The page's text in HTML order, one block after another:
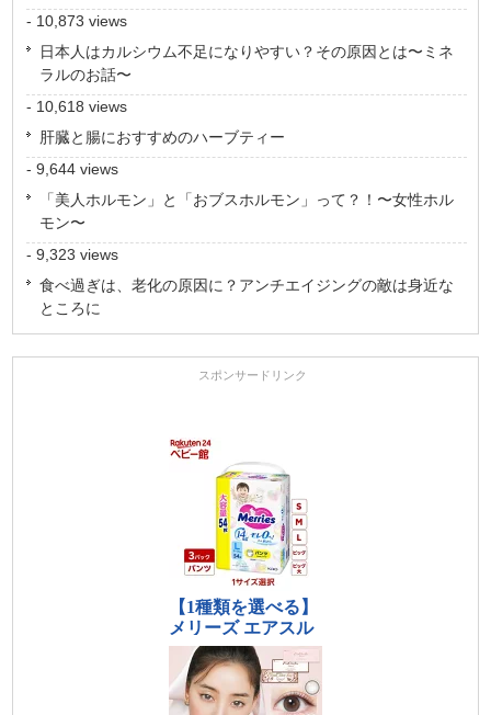
- 10,873 views
日本人はカルシウム不足になりやすい？その原因とは〜ミネ
ラルのお話〜
- 10,618 views
肝臓と腸におすすめのハーブティー
- 9,644 views
「美人ホルモン」と「おブスホルモン」って？！〜女性ホル
モン〜
- 9,323 views
食べ過ぎは、老化の原因に？アンチエイジングの敵は身近な
ところに
スポンサードリンク